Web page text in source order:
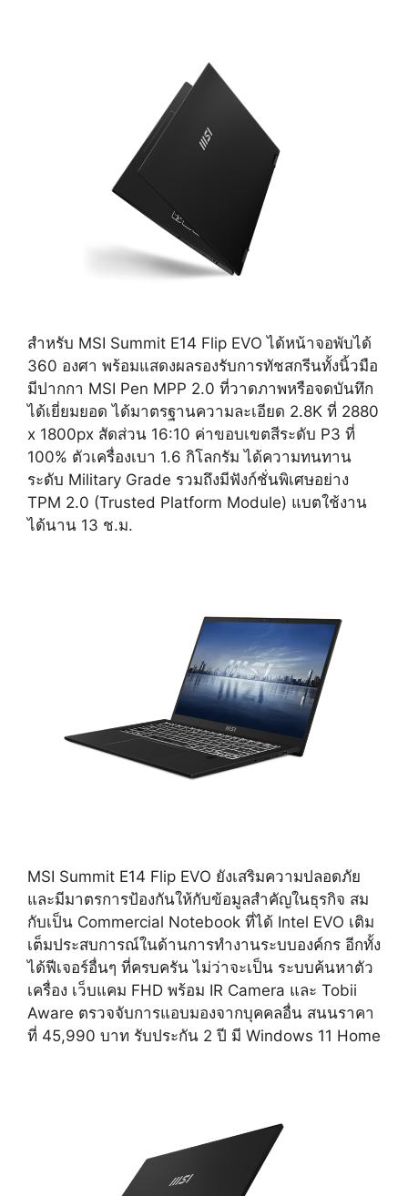
สำหรับ MSI Summit E14 Flip EVO ได้หน้าจอพับได้
360 องศา พร้อมแสดงผลรองรับการทัชสกรีนทั้งนิ้วมือ
มีปากกา MSI Pen MPP 2.0 ที่วาดภาพหรือจดบันทึก
ได้เยี่ยมยอด ได้มาตรฐานความละเอียด 2.8K ที่ 2880
x 1800px สัดส่วน 16:10 ค่าขอบเขตสีระดับ P3 ที่
100% ตัวเครื่องเบา 1.6 กิโลกรัม ได้ความทนทาน
ระดับ Military Grade รวมถึงมีฟังก์ชั่นพิเศษอย่าง
TPM 2.0 (Trusted Platform Module) แบตใช้งาน
ได้นาน 13 ช.ม.
MSI Summit E14 Flip EVO ยังเสริมความปลอดภัย
และมีมาตรการป้องกันให้กับข้อมูลสำคัญในธุรกิจ สม
กับเป็น Commercial Notebook ที่ได้ Intel EVO เติม
เต็มประสบการณ์ในด้านการทำงานระบบองค์กร อีกทั้ง
ได้ฟีเจอร์อื่นๆ ที่ครบครัน ไม่ว่าจะเป็น ระบบค้นหาตัว
เครื่อง เว็บแคม FHD พร้อม IR Camera และ Tobii
Aware ตรวจจับการแอบมองจากบุคคลอื่น สนนราคา
ที่ 45,990 บาท รับประกัน 2 ปี มี Windows 11 Home